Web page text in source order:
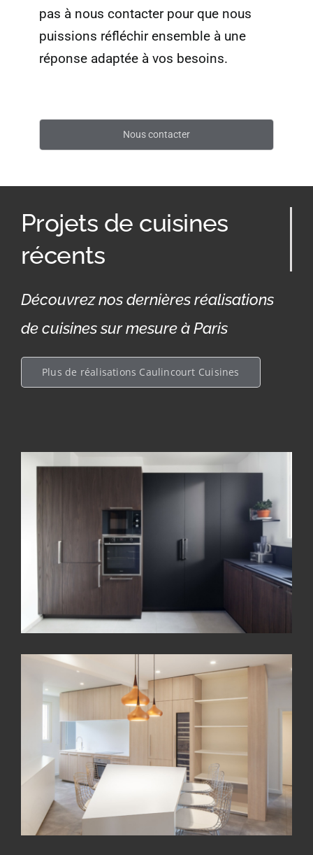
pas à nous contacter pour que nous
puissions réfléchir ensemble à une
réponse adaptée à vos besoins.
Nous contacter
Projets de cuisines
récents
Découvrez nos dernières réalisations
de cuisines sur mesure à Paris
Plus de réalisations Caulincourt Cuisines
Réalisation d’une cuisine en U en
laque noire et mélaminé Bois